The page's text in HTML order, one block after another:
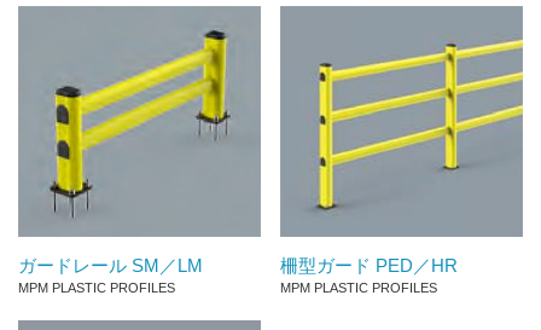
ガードレール SM／LM
MPM PLASTIC PROFILES
柵型ガード PED／HR
MPM PLASTIC PROFILES